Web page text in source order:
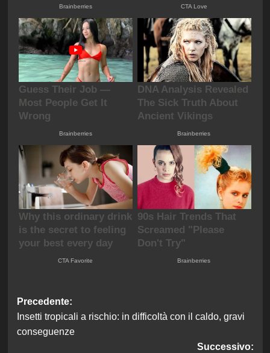
Navigazione
articolo
Precedente:
Insetti tropicali a rischio: in difficoltà con il caldo, gravi
conseguenze
Successivo: